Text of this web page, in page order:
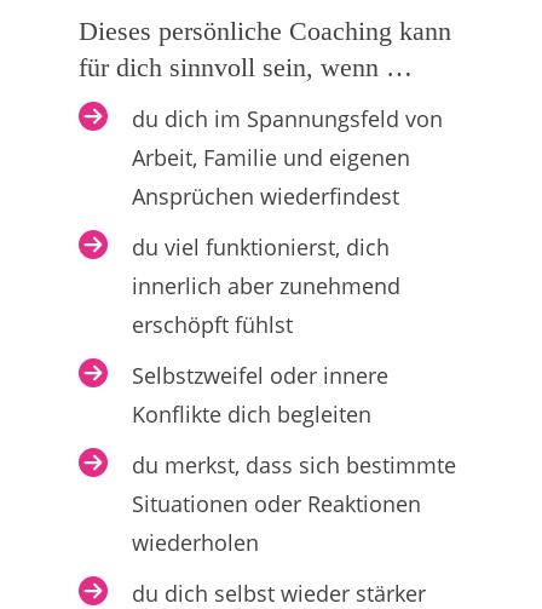
Dieses persönliche Coaching kann
für dich sinnvoll sein, wenn …
du dich im Spannungsfeld von
Arbeit, Familie und eigenen
Ansprüchen wiederfindest
du viel funktionierst, dich
innerlich aber zunehmend
erschöpft fühlst
Selbstzweifel oder innere
Konflikte dich begleiten
du merkst, dass sich bestimmte
Situationen oder Reaktionen
wiederholen
du dich selbst wieder stärker